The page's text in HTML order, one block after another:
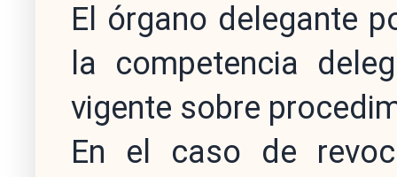
El órgano delegante
la competencia
vigente sobre
En el caso de